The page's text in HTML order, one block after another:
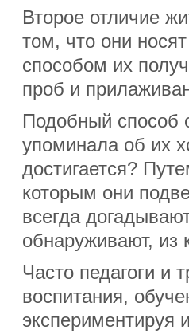
Второе отличие
том, что они
способом их
проб и
Подобный способ
упоминала об их
достигается?
которым они
всегда
обнаруживают, из
Часто педагоги и
воспитания,
экспериментируя